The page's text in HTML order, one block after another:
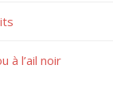
à l’ail noir